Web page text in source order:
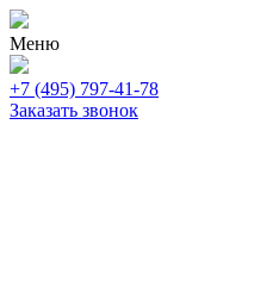
Меню
+7 (495) 797-41-78
Заказать звонок